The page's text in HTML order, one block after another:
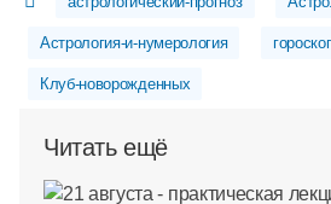
Астрология-и-нумерология
Клуб-новорожденных
Читать ещё